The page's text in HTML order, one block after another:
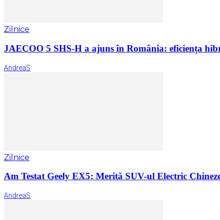
Zilnice
JAECOO 5 SHS-H a ajuns în România: eficiența
AndreaS
Zilnice
Am Testat Geely EX5: Merită SUV-ul Electric
AndreaS